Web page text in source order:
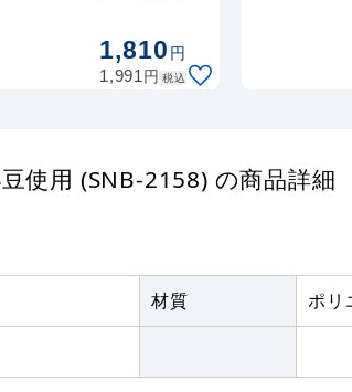
1,810円
1,991円 税込
使用 (SNB-2158) の商品詳細
材質 ポリ